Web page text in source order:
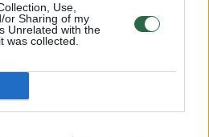
Use,
or Sharing of my
Unrelated with the
was collected.
Visi įrašai